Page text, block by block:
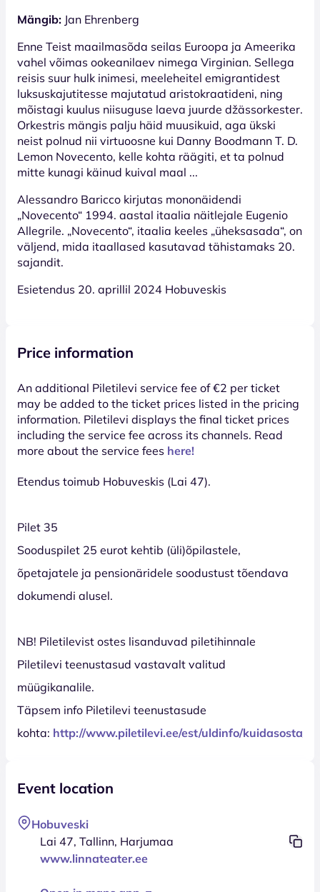
Mängib: Jan Ehrenberg
Enne Teist maailmasõda seilas Euroopa ja Ameerika
vahel võimas ookeanilaev nimega Virginian. Sellega
reisis suur hulk inimesi, meeleheitel emigrantidest
luksuskajutitesse majutatud aristokraatideni, ning
mõistagi kuulus niisuguse laeva juurde džässorkester.
Orkestris mängis palju häid muusikuid, aga ükski
neist polnud nii virtuoosne kui Danny Boodmann T. D.
Lemon Novecento, kelle kohta räägiti, et ta polnud
mitte kunagi käinud kuival maal ...
Alessandro Baricco kirjutas mononäidendi
„Novecento“ 1994. aastal itaalia näitlejale Eugenio
Allegrile. „Novecento“, itaalia keeles „üheksasada“, on
väljend, mida itaallased kasutavad tähistamaks 20.
sajandit.
Esietendus 20. aprillil 2024 Hobuveskis
Price information
An additional Piletilevi service fee of €2 per ticket
may be added to the ticket prices listed in the pricing
information. Piletilevi displays the final ticket prices
including the service fee across its channels. Read
more about the service fees here!
Etendus toimub Hobuveskis (Lai 47).
Pilet 35
Sooduspilet 25 eurot kehtib (üli)õpilastele,
õpetajatele ja pensionäridele soodustust tõendava
dokumendi alusel.
NB! Piletilevist ostes lisanduvad piletihinnale
Piletilevi teenustasud vastavalt valitud
müügikanalile.
Täpsem info Piletilevi teenustasude
kohta: http://www.piletilevi.ee/est/uldinfo/kuidasosta/
Event location
Hobuveski
Lai 47, Tallinn, Harjumaa
www.linnateater.ee